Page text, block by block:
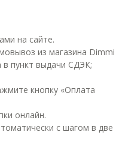
на сайте.
из магазина Dimmi
в пункт выдачи СДЭК;
кнопку «Оплата
онлайн.
с шагом в две